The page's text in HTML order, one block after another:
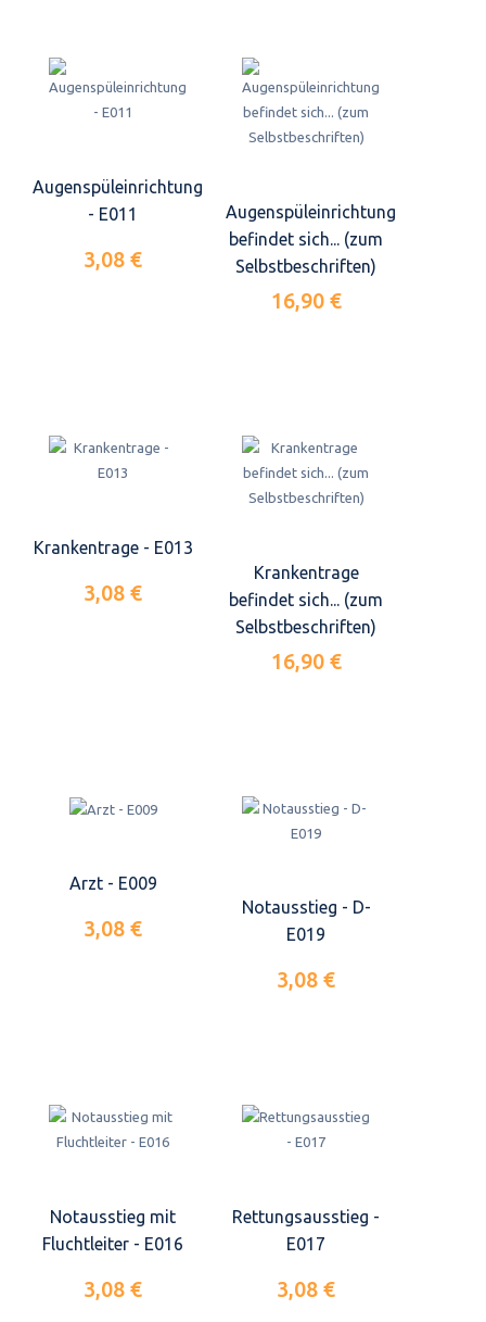
Augenspüleinrichtung
- E011
3,08 €
Augenspüleinrichtung
befindet sich... (zum
Selbstbeschriften)
16,90 €
Krankentrage - E013
3,08 €
Krankentrage
befindet sich... (zum
Selbstbeschriften)
16,90 €
Arzt - E009
3,08 €
Notausstieg - D-
E019
3,08 €
Notausstieg mit
Fluchtleiter - E016
3,08 €
Rettungsausstieg -
E017
3,08 €